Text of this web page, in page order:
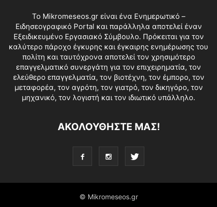
Το Mikromeseos.gr είναι ένα Ενημερωτικό –
Ειδησεογραφικό Portal και παράλληλα αποτελεί έναν
Εξειδικευμένο Εργασιακό Σύμβουλο. Πρόκειται για τον
καλύτερο πάροχο έγκυρης και έγκαιρης ενημέρωσης του
πολίτη και ταυτόχρονα αποτελεί τον χρησιμότερο
επαγγελματικό συνεργάτη για τον επιχειρηματία, τον
ελεύθερο επαγγελματία, τον βιοτέχνη, τον έμπορο, τον
μεταφορέα, τον αγρότη, τον γιατρό, τον δικηγόρο, τον
μηχανικό, τον λογιστή και τον ιδιωτικό υπάλληλο.
ΑΚΟΛΟΥΘΗΣΤΕ ΜΑΣ!
© Mikromeseos.gr